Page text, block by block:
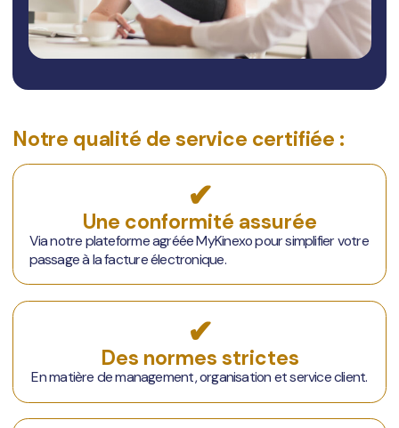
Notre qualité de service certifiée :
✔
Une conformité assurée
Via notre plateforme agréée MyKinexo pour simplifier votre
passage à la facture électronique.
✔
Des normes strictes
En matière de management, organisation et service client.